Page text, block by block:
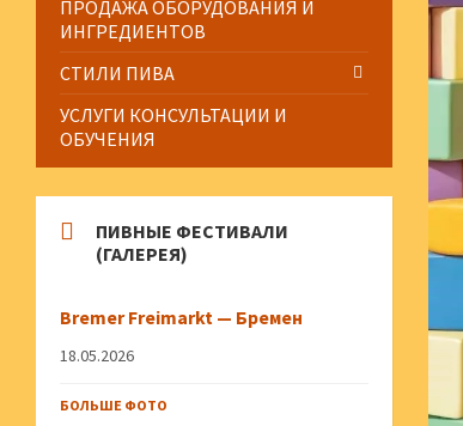
ПРОДАЖА ОБОРУДОВАНИЯ И
ИНГРЕДИЕНТОВ
СТИЛИ ПИВА
УСЛУГИ КОНСУЛЬТАЦИИ И
ОБУЧЕНИЯ
ПИВНЫЕ ФЕСТИВАЛИ
(ГАЛЕРЕЯ)
Bremer Freimarkt — Бремен
18.05.2026
БОЛЬШЕ ФОТО